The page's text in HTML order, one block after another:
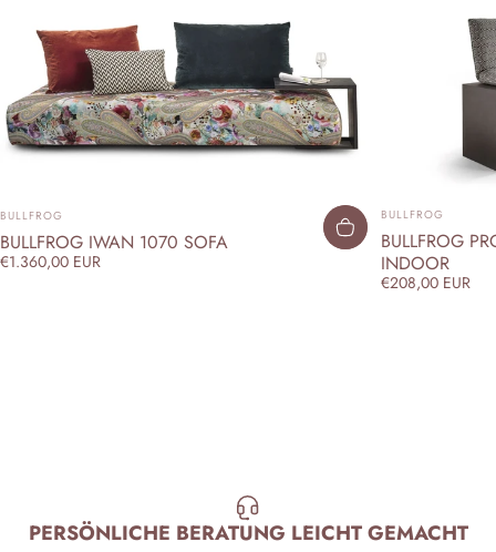
ANBIETER:
BULLFROG
BULLFROG IWAN 1070 SOFA
€1.360,00 EUR
ANBIETER:
BULLFROG
BULLFROG
INDOOR
€208,00 EUR
PERSÖNLICHE BERATUNG LEICHT GEMACHT